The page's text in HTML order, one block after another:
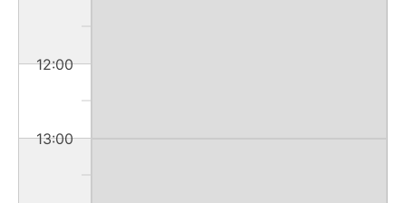
12:00
13:00